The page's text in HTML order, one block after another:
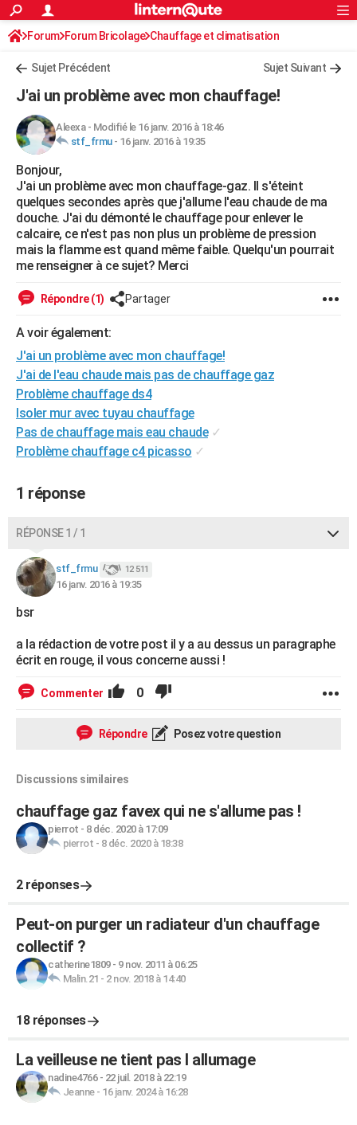
ACTUALITÉS
Politique
Société
Faits Divers
Education
Monde
Villes
+
FINANCE
Retraite
Impôts
Epargne
Immobilier
Risques naturels par ville
Banque
Assurance
Crédit
AUTO
Essais
Réserver un essai
Citadines
Berlines
SUV
Forum auto
+HIGH-TECH
Mobiles
Meilleur smartphone
Internet
Ordinateurs
Jeux vidéo
Guide high-tech
+BRICOLAGE
Forum
Aménagement intérieur
Extérieur
Cuisine
Salle de bains
Jardinage
Rangement
WEEK-END
Guides de France
Week-end nature
Art de vivre
Bien-être
Loisirs
Mode
Modes de vie
Alimentation
Guide de la santé
Maladies
Médicaments
Sommeil
Destinations
City break
Voyage nature
Voyage de noces
Forum
Climat
PHOTO
GUIDES D'ACHAT
BONS PLANS
Carte de Noël
Carte Bonne année
Carte Saint-Valentin
Carte Pâques
Carte d'anniversaire
DICTIONNAIRE
Dictionnaire
Biographies
Citations
Expressions
Proverbes
PROGRAMME TV
COPAINS D'AVANT
S'inscrire
Se connecter
Lycées
Collèges
Primaires
Universités
Entreprises
Service militaire
Avis de recherche
Bricolage
Lifestyle
Culture
Sport
Auto
Television
Voyage
Cinema
Rechercher
S'inscrire
Connexion
Forum Forum Bricolage Chauffage et climatisation
Sujet Précédent Sujet Suivant
J'ai un problème avec mon chauffage!
Aleexa- Modifié le 16 janv. 2016 à 18:46
stf_frmu- 16 janv. 2016 à 19:35
Bonjour,
J'ai un problème avec mon chauffage-gaz. Il s'éteint
quelques secondes après que j'allume l'eau chaude de ma
douche. J'ai du démonté le chauffage pour enlever le
calcaire, ce n'est pas non plus un problème de pression
mais la flamme est quand même faible. Quelqu'un pourrait
me renseigner à ce sujet? Merci
Répondre (1) Partager
A voir également:
J'ai un problème avec mon chauffage!
J'ai de l'eau chaude mais pas de chauffage gaz
Problème chauffage ds4
Isoler mur avec tuyau chauffage
Pas de chauffage mais eau chaude ✓
Problème chauffage c4 picasso ✓
1 réponse
RÉPONSE 1 / 1
stf_frmu 12 511
16 janv. 2016 à 19:35
bsr
a la rédaction de votre post il y a au dessus un paragraphe
écrit en rouge, il vous concerne aussi !
Commenter 0
Répondre Posez votre question
Discussions similaires
chauffage gaz favex qui ne s'allume pas !
pierrot - 8 déc. 2020 à 17:09
pierrot - 8 déc. 2020 à 18:38
2 réponses
Peut-on purger un radiateur d'un chauffage
collectif ?
catherine1809- 9 nov. 2011 à 06:25
Malin.21 - 2 nov. 2018 à 14:40
18 réponses
La veilleuse ne tient pas l allumage
nadine4766- 22 juil. 2018 à 22:19
Jeanne- 16 janv. 2024 à 16:28